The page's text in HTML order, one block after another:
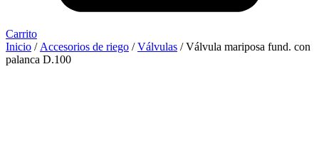
Carrito
Inicio / Accesorios de riego /Válvulas / Válvula mariposa fund. con
palanca D.100